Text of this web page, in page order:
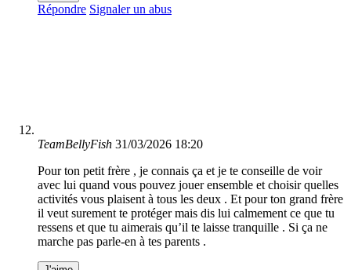
Répondre Signaler un abus
TeamBellyFish 31/03/2026 18:20
Pour ton petit frère , je connais ça et je te conseille de voir
avec lui quand vous pouvez jouer ensemble et choisir quelles
activités vous plaisent à tous les deux . Et pour ton grand frère
il veut surement te protéger mais dis lui calmement ce que tu
ressens et que tu aimerais qu’il te laisse tranquille . Si ça ne
marche pas parle-en à tes parents .